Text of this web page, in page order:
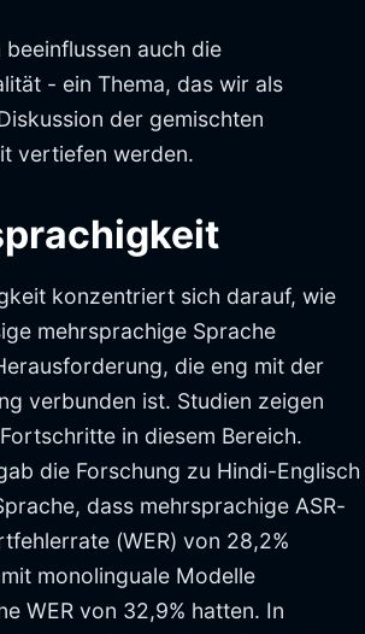
beeinflussen auch die
- ein Thema, das wir als
der gemischten
vertiefen werden.
konzentriert sich darauf, wie
mehrsprachige Sprache
die eng mit der
verbunden ist. Studien zeigen
in diesem Bereich.
die Forschung zu Hindi-Englisch
dass mehrsprachige ASR-
(WER) von 28,2%
monolinguale Modelle
WER von 32,9% hatten. In